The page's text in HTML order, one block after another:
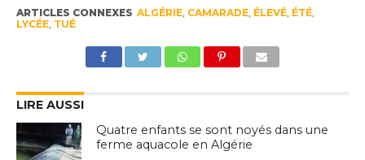
ARTICLES CONNEXES ALGÉRIE, CAMARADE, ÉLEVÉ, ÉTÉ,
LYCÉE, TUÉ
LIRE AUSSI
Quatre enfants se sont noyés dans une
ferme aquacole en Algérie